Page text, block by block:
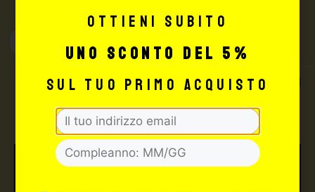
Tattoo Supply
TUTTO PER IL TUO
Ottieni subito
uno sconto del 5%
sul tuo primo acquisto